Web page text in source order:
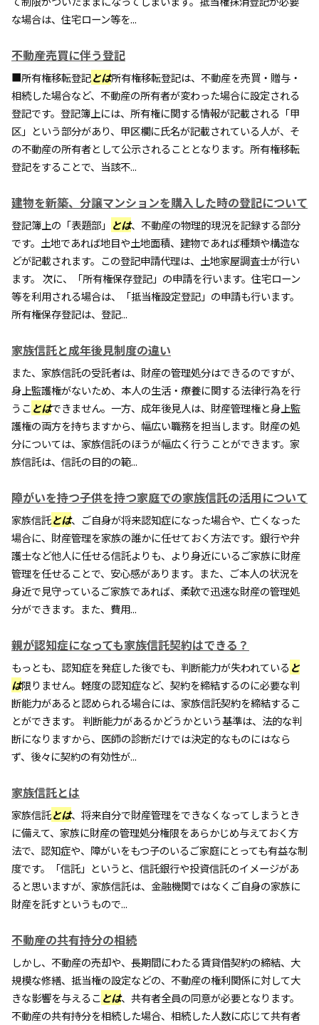
な場合は、住宅ローン等を...
不動産売買に伴う登記
■所有権移転登記とは所有権移転登記は、不動産を売買・贈与・
相続した場合など、不動産の所有者が変わった場合に設定される
登記です。登記簿上には、所有権に関する情報が記載される「甲
区」という部分があり、甲区欄に氏名が記載されている人が、そ
の不動産の所有者として公示されることとなります。所有権移転
登記をすることで、当該不...
建物を新築、分譲マンションを購入した時の登記について
登記簿上の「表題部」 とは、不動産の物理的現況を記録する部分
です。土地であれば地目や土地面積、建物であれば種類や構造な
どが記載されます。この登記申請代理は、土地家屋調査士が行い
ます。 次に、「所有権保存登記」の申請を行います。住宅ローン
等を利用される場合は、「抵当権設定登記」の申請も行います。
所有権保存登記は、登記...
家族信託と成年後見制度の違い
また、家族信託の受託者は、財産の管理処分はできるのですが、
身上監護権がないため、本人の生活・療養に関する法律行為を行
うことはできません。一方、成年後見人は、財産管理権と身上監
護権の両方を持ちますから、幅広い職務を担当します。財産の処
分については、家族信託のほうが幅広く行うことができます。家
族信託は、信託の目的の範...
障がいを持つ子供を持つ家庭での家族信託の活用について
家族信託とは、ご自身が将来認知症になった場合や、亡くなった
場合に、財産管理を家族の誰かに任せておく方法です。銀行や弁
護士など他人に任せる信託よりも、より身近にいるご家族に財産
管理を任せることで、安心感があります。また、ご本人の状況を
身近で見守っているご家族であれば、柔軟で迅速な財産の管理処
分ができます。また、費用...
親が認知症になっても家族信託契約はできる？
もっとも、認知症を発症した後でも、判断能力が失われている と
は限りません。軽度の認知症など、契約を締結するのに必要な判
断能力があると認められる場合には、家族信託契約を締結するこ
とができます。 判断能力があるかどうかという基準は、法的な判
断になりますから、医師の診断だけでは決定的なものにはなら
ず、後々に契約の有効性が...
家族信託とは
家族信託とは、将来自分で財産管理をできなくなってしまうとき
に備えて、家族に財産の管理処分権限をあらかじめ与えておく方
法で、認知症や、障がいをもつ子のいるご家庭にとっても有益な制
度です。「信託」というと、信託銀行や投資信託のイメージがあ
ると思いますが、家族信託は、金融機関ではなくご自身の家族に
財産を託すというもので...
不動産の共有持分の相続
しかし、不動産の売却や、長期間にわたる賃貸借契約の締結、大
規模な修繕、抵当権の設定などの、不動産の権利関係に対して大
きな影響を与えることは、共有者全員の同意が必要となります。
不動産の共有持分を相続した場合、相続した人数に応じて共有者